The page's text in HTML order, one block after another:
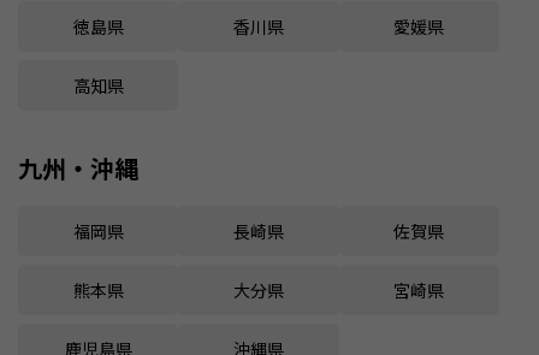
徳島県 香川県 愛媛県
高知県
九州・沖縄
福岡県 長崎県 佐賀県
熊本県 大分県 宮崎県
鹿児島県 沖縄県